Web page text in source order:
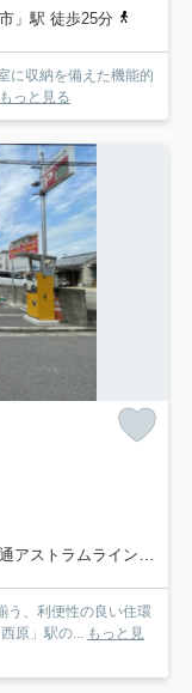
」駅 徒歩25分
に収納を備えた機能的
もっと見る
ラムライン「西原」駅 徒歩9分
う、利便性の良い住環
原」駅の... もっと見